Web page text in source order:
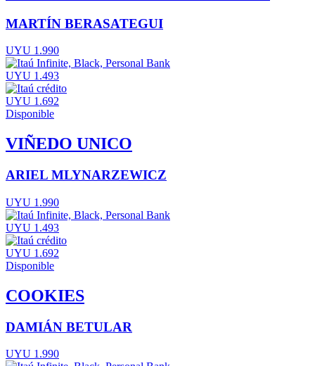
MARTÍN BERASATEGUI
UYU 1.990
UYU 1.493
UYU 1.692
Disponible
VIÑEDO UNICO
ARIEL MLYNARZEWICZ
UYU 1.990
UYU 1.493
UYU 1.692
Disponible
COOKIES
DAMIÁN BETULAR
UYU 1.990